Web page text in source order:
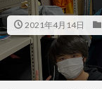
2021年4月14日